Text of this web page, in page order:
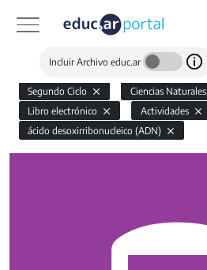
Incluir Archivo educ.ar
Segundo Ciclo
Ciencias Naturales
Libro electrónico
Actividades
ácido desoxirribonucleico (ADN)